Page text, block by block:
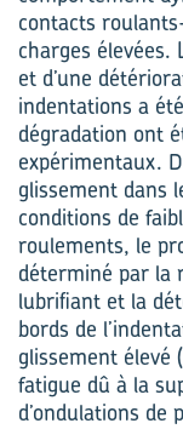
contacts
charges élevées.
et d’une
indentations a
dégradation ont
expérimentaux.
glissement dans
conditions de
roulements, le
déterminé par la
lubrifiant et la
bords de
glissement élevé
fatigue dû à la
d’ondulations de